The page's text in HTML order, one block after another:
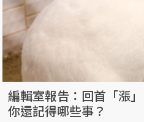
編輯室報告：回首「漲
你還記得哪些事？